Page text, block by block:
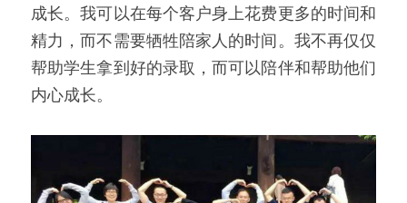
成长。我可以在每个客户身上花费更多的时间和
精力，而不需要牺牲陪家人的时间。我不再仅仅
帮助学生拿到好的录取，而可以陪伴和帮助他们
内心成长。